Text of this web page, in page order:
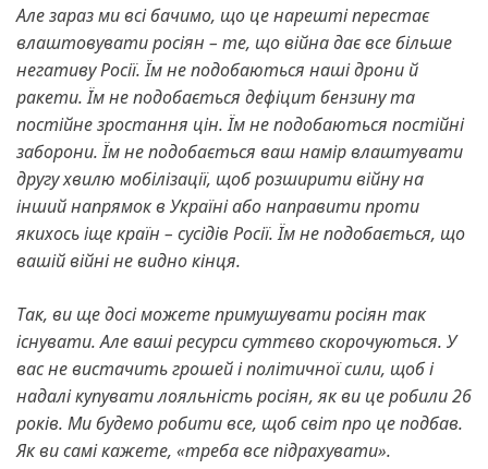
Але зараз ми всі бачимо, що це нарешті перестає
влаштовувати росіян – те, що війна дає все більше
негативу Росії.Їм не подобаються наші дрони й
ракети.Їм не подобається дефіцит бензину та
постійне зростання цін.Їм не подобаються постійні
заборони.Їм не подобається ваш намір влаштувати
другу хвилю мобілізації, щоб розширити війну на
інший напрямок в Україні або направити проти
якихось іще країн – сусідів Росії.Їм не подобається, що
вашій війні не видно кінця.
Так, ви ще досі можете примушувати росіян так
існувати.Але ваші ресурси суттєво скорочуються. У
вас не вистачить грошей і політичної сили, щоб і
надалі купувати лояльність росіян, як ви це робили 26
років. Ми будемо робити все, щоб світ про це подбав.
Як ви самі кажете, «треба все підрахувати».